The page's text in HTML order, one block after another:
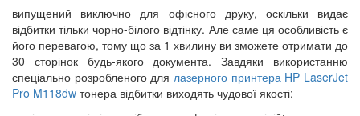
випущений виключно для офісного друку, оскільки видає
відбитки тільки чорно-білого відтінку. Але саме ця особливість є
його перевагою, тому що за 1 хвилину ви зможете отримати до
30 сторінок будь-якого документа. Завдяки використанню
спеціально розробленого для лазерного принтера HP LaserJet
Pro M118dw тонера відбитки виходять чудової якості: